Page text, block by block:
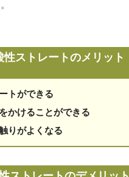
性ストレートのメリット
トができる
かけることができる
りがよくなる